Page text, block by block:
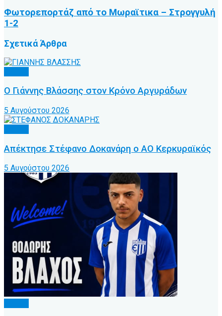
Φωτορεπορτάζ από το Μωραϊτικα – Στρογγυλή
1-2
ΣχετικάΆρθρα
Ο Γιάννης Βλάσσης στον Κρόνο Αργυράδων
5 Αυγούστου 2026
Απέκτησε Στέφανο Δοκανάρη ο ΑΟ Κερκυραϊκός
5 Αυγούστου 2026